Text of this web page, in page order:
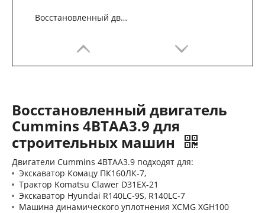
Восстановленный двигатель Cummins 6BT5.9 для строительных машин
Восстановленный двигатель
Cummins 4BTAA3.9 для
строительных машин
Двигатели Cummins 4BTAA3.9 подходят для:
Экскаватор Комацу ПК160ЛК-7,
Трактор Komatsu Clawer D31EX-21
Экскаватор Hyundai R140LC-9S, R140LC-7
Машина динамического уплотнения XCMG XGH100